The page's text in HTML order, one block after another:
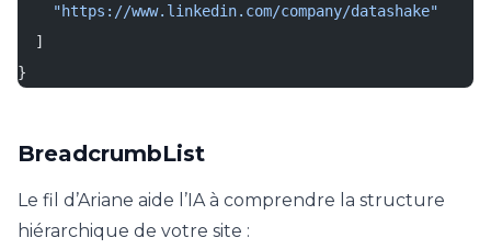
    "https://www.linkedin.com/company/datashake"
  ]
}
BreadcrumbList
Le fil d’Ariane aide l’IA à comprendre la structure
hiérarchique de votre site :